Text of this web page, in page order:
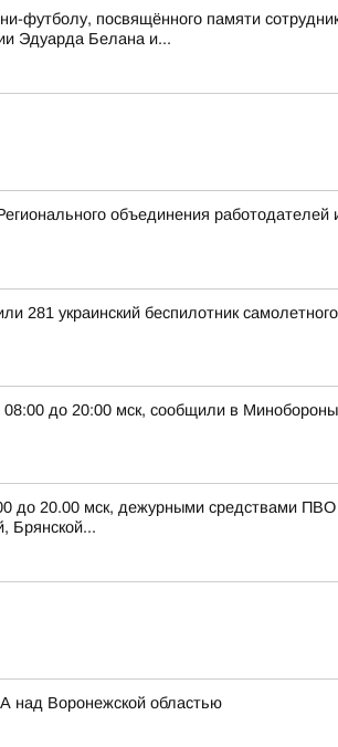
футболу, посвящённого памяти
Эдуарда Белана и...
объединения
281 украинский беспилотник
08:00 до 20:00 мск, сообщили в
до 20.00 мск, дежурными средствами
Брянской...
над Воронежской областью